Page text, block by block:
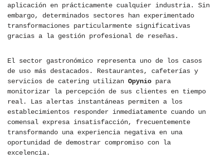
aplicación en prácticamente cualquier industria. Sin
embargo, determinados sectores han experimentado
transformaciones particularmente significativas
gracias a la gestión profesional de reseñas.
El sector gastronómico representa uno de los casos
de uso más destacados. Restaurantes, cafeterías y
servicios de catering utilizan Opynio para
monitorizar la percepción de sus clientes en tiempo
real. Las alertas instantáneas permiten a los
establecimientos responder inmediatamente cuando un
comensal expresa insatisfacción, frecuentemente
transformando una experiencia negativa en una
oportunidad de demostrar compromiso con la
excelencia.